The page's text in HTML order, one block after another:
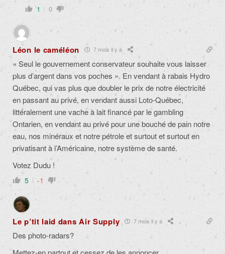
1 0
Léon le caméléon 7 mois il y a
« Seul le gouvernement conservateur souhaite vous laisser
plus d’argent dans vos poches ». En vendant à rabais Hydro
Québec, qui vas plus que doubler le prix de notre électricité
en passant au privé, en vendant aussi Loto-Québec,
littéralement une vache à lait financé par le gambling
Ontarien, en vendant au privé pour une bouché de pain notre
eau, nos minéraux et notre pétrole et surtout et surtout en
privatisant à l’Américaine, notre système de santé.
Votez Dudu !
5 -1
Le p’tit laid dans Air Supply 7 mois il y a
Des photo-radars?